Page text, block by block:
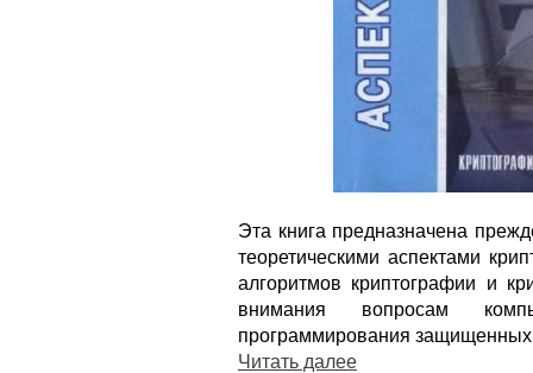
Эта книга предназначена
теоретическими аспектами
алгоритмов криптографии и
внимания вопросам
программирования защищенных
Читать далее